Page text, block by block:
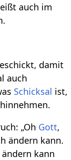
auch im
damit
auch
Schicksal ist,
„Oh Gott,
ändern kann.
kann